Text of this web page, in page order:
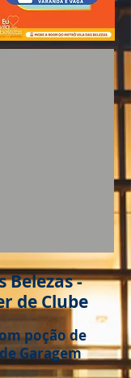
Belezas -
de Clube
poção de
Garagem